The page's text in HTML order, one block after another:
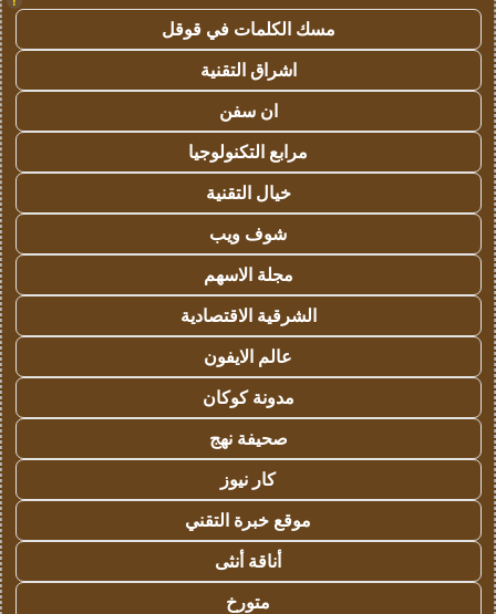
مسك الكلمات في قوقل
اشراق التقنية
ان سفن
مرابع التكنولوجيا
خيال التقنية
شوف ويب
مجلة الاسهم
الشرقية الاقتصادية
عالم الايفون
مدونة كوكان
صحيفة نهج
كار نيوز
موقع خبرة التقني
أناقة أنثى
متورخ